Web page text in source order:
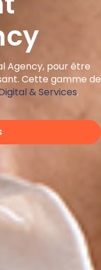
Agency, pour être
Cette gamme de
& Services.